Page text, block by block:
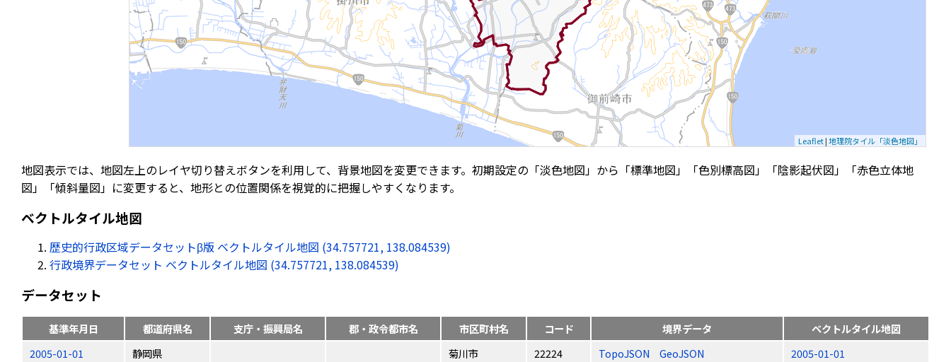
Leaflet|地理院タイル「淡色地図」
地図表示では、地図左上のレイヤ切り替えボタンを利用して、背景地図を変更できます。初期設定の「淡色地図」から「標準地図」「色別標高図」「陰影起伏図」「赤色立体地
図」「傾斜量図」に変更すると、地形との位置関係を視覚的に把握しやすくなります。
ベクトルタイル地図
歴史的行政区域データセットβ版 ベクトルタイル地図 (34.757721, 138.084539)
行政境界データセット ベクトルタイル地図 (34.757721, 138.084539)
データセット
基準年月日 都道府県名 支庁・振興局名 郡・政令都市名 市区町村名 コード 境界データ
ベクトルタイル地図
2005-01-01
静岡県 菊川市 22224 TopoJSON GeoJSON
2005-01-01